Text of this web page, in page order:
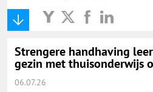
Strengere handhaving
gezin met thuisonderwijs
06.07.26